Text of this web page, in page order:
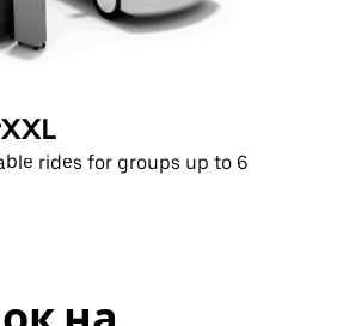
rides for groups up to 6